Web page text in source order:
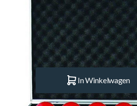
52.4mm Pro cup
BUF.2752.400 Merk:Aramith
€ 319.–
In Winkelwagen